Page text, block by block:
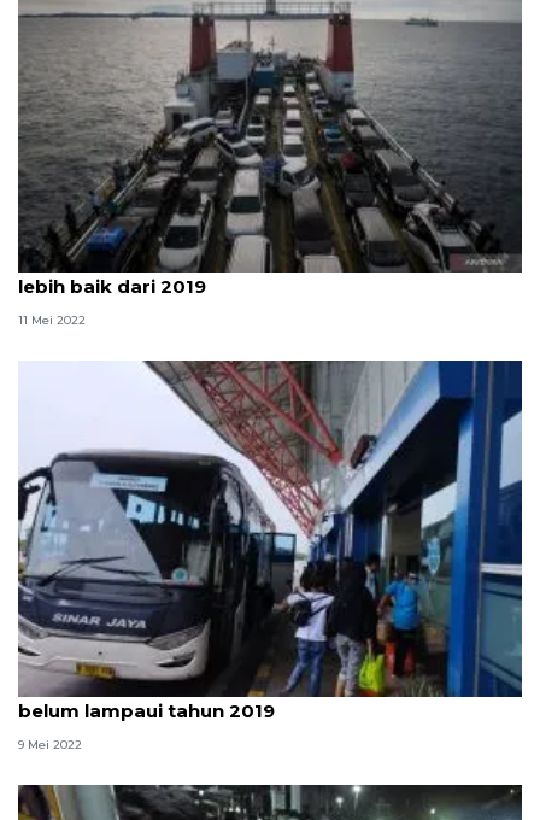
Pakar transportasi UGM nilai mudik Lebaran 2022
lebih baik dari 2019
11 Mei 2022
Arus mudik dan balik di Terminal Pulo Gebang
belum lampaui tahun 2019
9 Mei 2022